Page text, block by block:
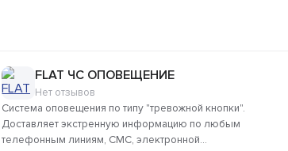
FLAT ЧС ОПОВЕЩЕНИЕ
Нет отзывов
Система оповещения по типу "тревожной кнопки".
Доставляет экстренную информацию по любым
телефонным линиям, СМС, электронной...